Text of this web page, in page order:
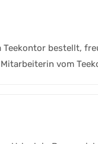
Teekontor bestellt,
vom